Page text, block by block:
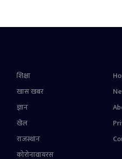
शिक्षा
खास खबर
ज्ञान
खेल
राजस्थान
कोरोनावायरस